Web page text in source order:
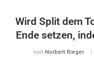
Wird Split dem
Ende setzen,
von Norbert Rieger